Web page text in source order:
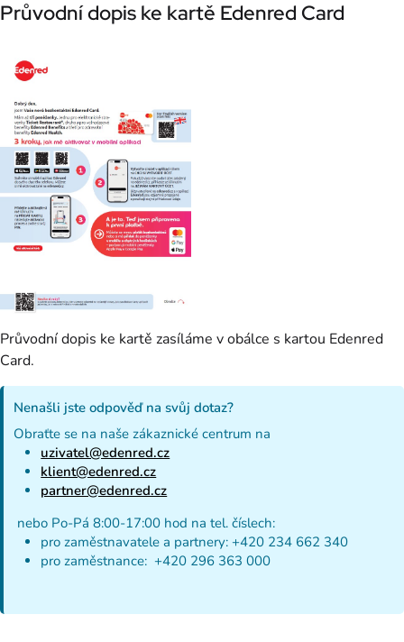
Průvodní dopis ke kartě Edenred Card
Průvodní dopis ke kartě zasíláme v obálce s kartou Edenred
Card.
Nenašli jste odpověď na svůj dotaz?
Obraťte se na naše zákaznické centrum na
uzivatel@edenred.cz
klient@edenred.cz
partner@edenred.cz
nebo Po-Pá 8:00-17:00 hod na tel. číslech:
pro zaměstnavatele a partnery: +420 234 662 340
pro zaměstnance: +420 296 363 000